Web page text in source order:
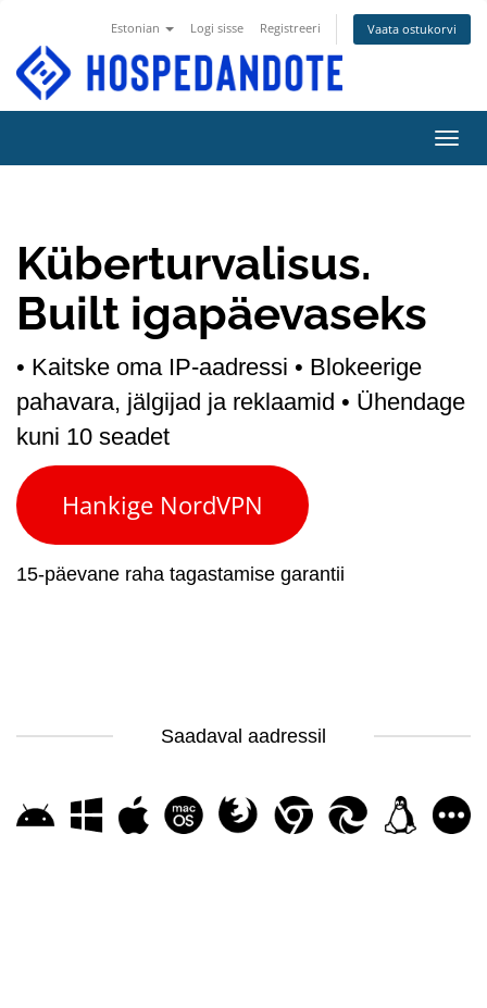
Estonian Logi sisse Registreeri Vaata ostukorvi
Küberturvalisus.
Built igapäevaseks
• Kaitske oma IP-aadressi • Blokeerige
pahavara, jälgijad ja reklaamid • Ühendage
kuni 10 seadet
Hankige NordVPN
15-päevane raha tagastamise garantii
Saadaval aadressil